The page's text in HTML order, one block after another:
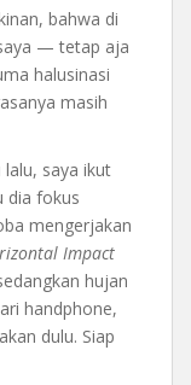
bahwa di
— tetap aja
halusinasi
masih
lalu, saya ikut
dia fokus
mengerjakan
Impact
hujan
handphone,
dulu. Siap